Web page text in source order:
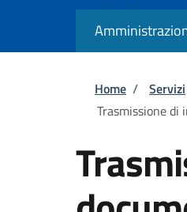
Home / Servizi
Trasmissione